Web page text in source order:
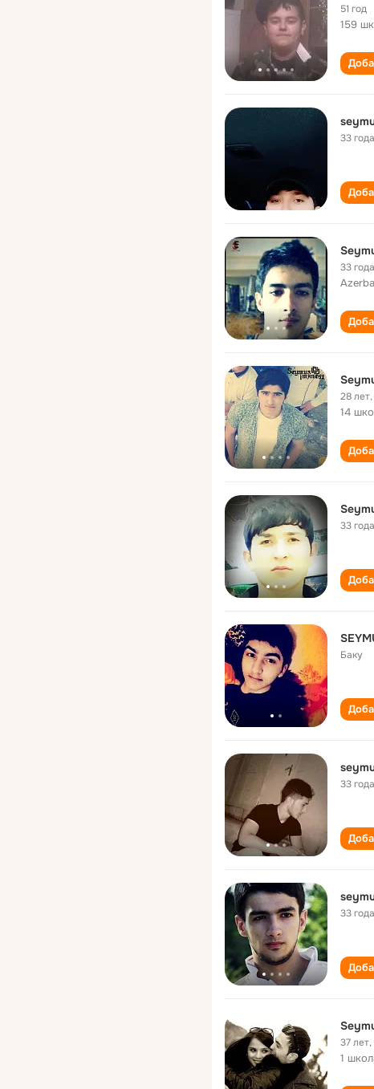
51 год
159
33 года
33 года
28 лет,
14
33 года
Баку
33 года
33 года
37 лет,
1